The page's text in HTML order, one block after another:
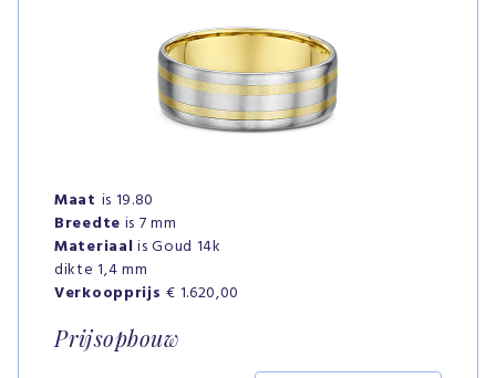
Maat is 19.80
Breedte is 7 mm
Materiaalis Goud 14k
dikte 1,4 mm
Verkoopprijs€ 1.620,00
Prijsopbouw